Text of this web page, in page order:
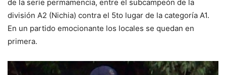
de la serie permamencia, entre el subcampeón de la
división A2 (Nichia) contra el 5to lugar de la categoría A1.
En un partido emocionante los locales se quedan en
primera.